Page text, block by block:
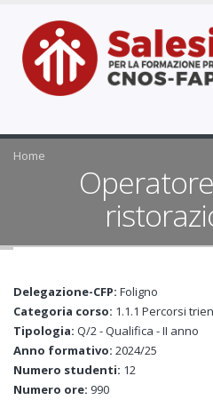
Home
Delegazione-CFP: Foligno
Categoria corso: 1.1.1 Percorsi
Tipologia: Q/2 - Qualifica - II anno
Anno formativo: 2024/25
Numero studenti: 12
Numero ore: 990